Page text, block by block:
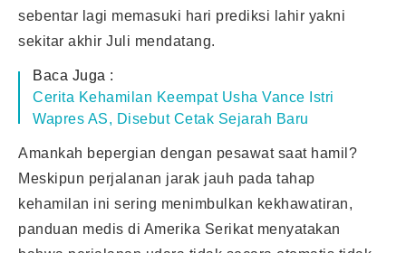
sebentar lagi memasuki hari prediksi lahir yakni
sekitar akhir Juli mendatang.
Baca Juga :
Cerita Kehamilan Keempat Usha Vance Istri
Wapres AS, Disebut Cetak Sejarah Baru
Amankah bepergian dengan pesawat saat hamil?
Meskipun perjalanan jarak jauh pada tahap
kehamilan ini sering menimbulkan kekhawatiran,
panduan medis di Amerika Serikat menyatakan